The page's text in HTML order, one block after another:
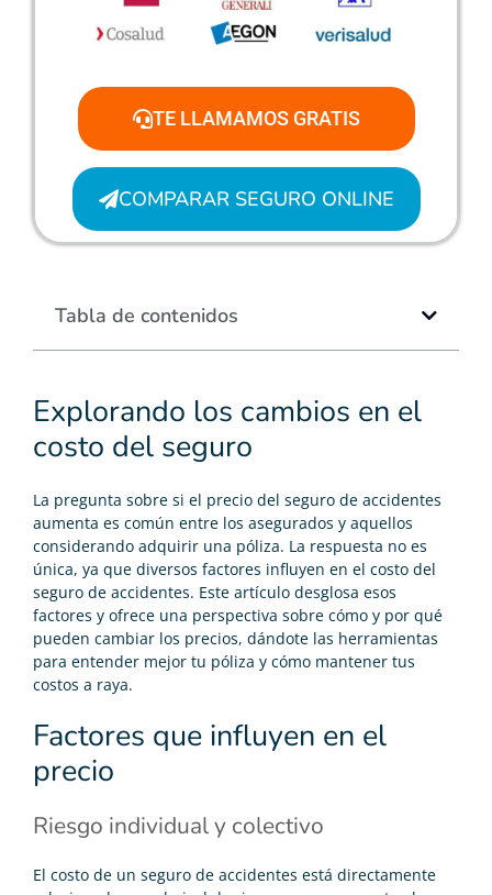
Explorando los cambios en el
costo del seguro
La pregunta sobre si el precio del seguro de accidentes
aumenta es común entre los asegurados y aquellos
considerando adquirir una póliza. La respuesta no es
única, ya que diversos factores influyen en el costo del
seguro de accidentes. Este artículo desglosa esos
factores y ofrece una perspectiva sobre cómo y por qué
pueden cambiar los precios, dándote las herramientas
para entender mejor tu póliza y cómo mantener tus
costos a raya.
Factores que influyen en el
precio
Riesgo individual y colectivo
El costo de un seguro de accidentes está directamente
TE LLAMAMOS GRATIS
COMPARAR SEGURO ONLINE
Tabla de contenidos